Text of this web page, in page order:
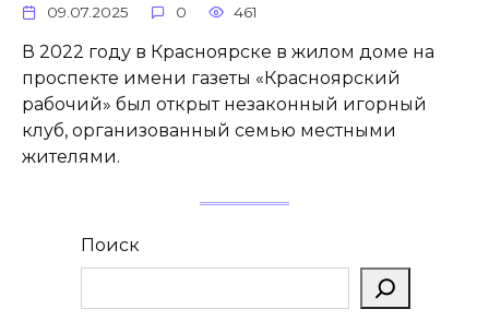
09.07.2025 0 461
В 2022 году в Красноярске в жилом доме на
проспекте имени газеты «Красноярский
рабочий» был открыт незаконный игорный
клуб, организованный семью местными
жителями.
Поиск